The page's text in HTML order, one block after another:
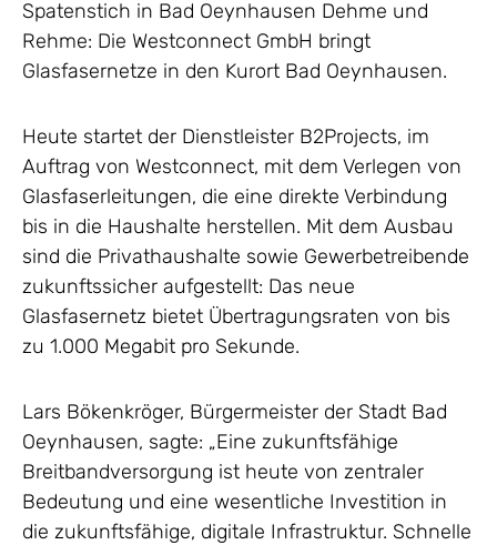
Spatenstich in Bad Oeynhausen Dehme und
Rehme: Die Westconnect GmbH bringt
Glasfasernetze in den Kurort Bad Oeynhausen.
Heute startet der Dienstleister B2Projects, im
Auftrag von Westconnect, mit dem Verlegen von
Glasfaserleitungen, die eine direkte Verbindung
bis in die Haushalte herstellen. Mit dem Ausbau
sind die Privathaushalte sowie Gewerbetreibende
zukunftssicher aufgestellt: Das neue
Glasfasernetz bietet Übertragungsraten von bis
zu 1.000 Megabit pro Sekunde.
Lars Bökenkröger, Bürgermeister der Stadt Bad
Oeynhausen, sagte: „Eine zukunftsfähige
Breitbandversorgung ist heute von zentraler
Bedeutung und eine wesentliche Investition in
die zukunftsfähige, digitale Infrastruktur. Schnelle